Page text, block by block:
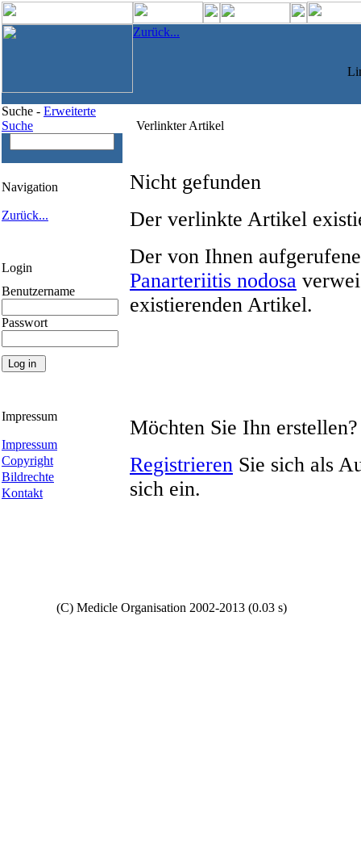
Zurück...
Suche - Erweiterte
Suche
Navigation
Zurück...
Login
Benutzername
Passwort
Impressum
Impressum
Copyright
Bildrechte
Kontakt
Verlinkter Artikel
Nicht gefunden
Der verlinkte Artikel
Der von Ihnen
Panarteriitis nodosa
existierenden Artikel.
Möchten Sie Ihn erstellen?
Registrieren Sie sich als
sich ein.
(C) Medicle Organisation 2002-2013 (0.03 s)